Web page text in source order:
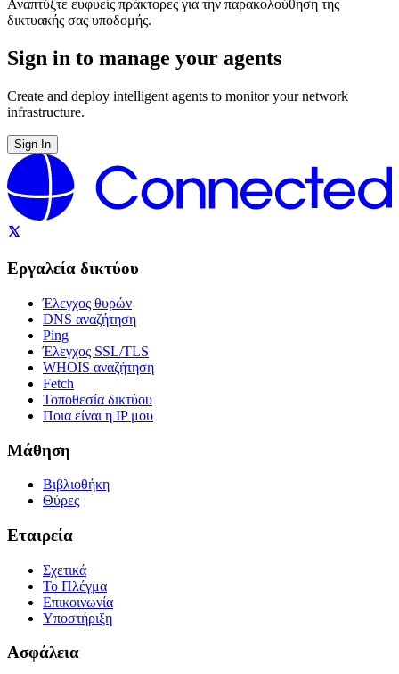
Αναπτύξτε ευφυείς πράκτορες για την παρακολούθηση της
δικτυακής σας υποδομής.
Sign in to manage your agents
Create and deploy intelligent agents to monitor your network
infrastructure.
Sign In
Εργαλεία δικτύου
Έλεγχος θυρών
DNS αναζήτηση
Ping
Έλεγχος SSL/TLS
WHOIS αναζήτηση
Fetch
Τοποθεσία δικτύου
Ποια είναι η IP μου
Μάθηση
Βιβλιοθήκη
Θύρες
Εταιρεία
Σχετικά
Το Πλέγμα
Επικοινωνία
Υποστήριξη
Ασφάλεια